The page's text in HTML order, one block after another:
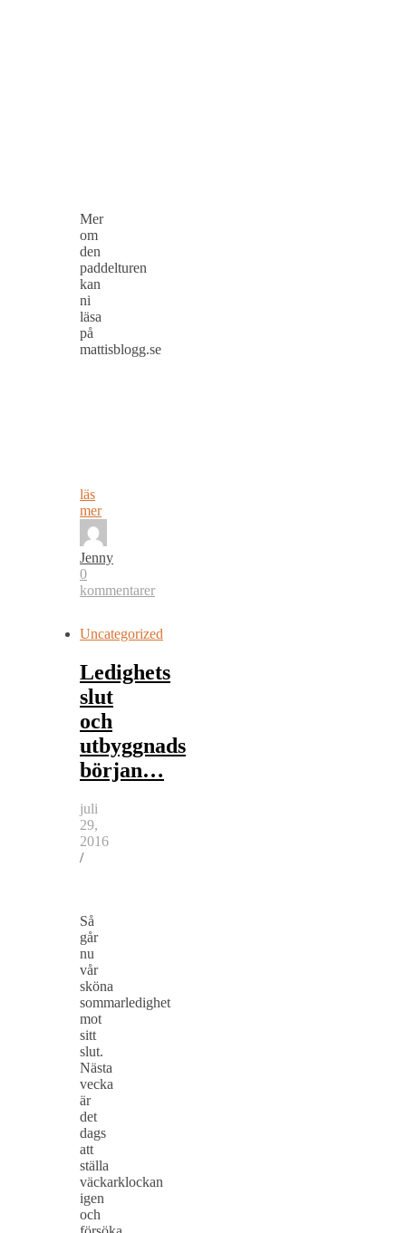
Mer
om
den
paddelturen
kan
ni
läsa
på
mattisblogg.se
läs
mer
Jenny
0
kommentarer
Uncategorized
Ledighets
slut
och
utbyggnads
början…
juli
29,
2016
/
Så
går
nu
vår
sköna
sommarledighet
mot
sitt
slut.
Nästa
vecka
är
det
dags
att
ställa
väckarklockan
igen
och